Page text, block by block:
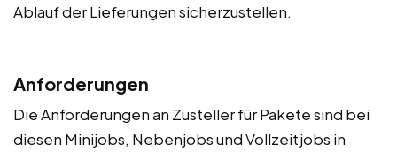
Ablauf der Lieferungen sicherzustellen.
Anforderungen
Die Anforderungen an Zusteller für Pakete sind bei
diesen Minijobs, Nebenjobs und Vollzeitjobs in